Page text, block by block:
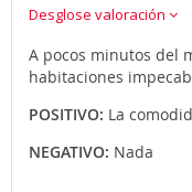
Desglose valoración
A pocos minutos del
habitaciones
POSITIVO: La
NEGATIVO: Nada